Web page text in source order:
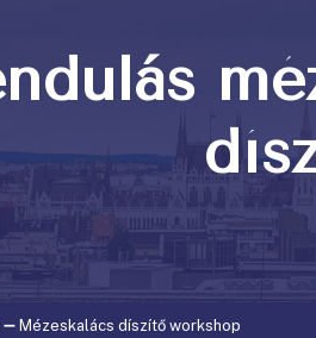
Mézeskalács díszítő workshop